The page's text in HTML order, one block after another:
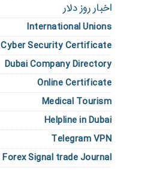
اخبار روز دلار
International Unions
Cyber Security Certificate
Dubai Company Directory
Online Certificate
Medical Tourism
Helpline in Dubai
Telegram VPN
Forex Signal trade Journal